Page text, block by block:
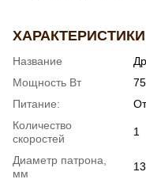
ХАРАКТЕРИСТИКИ
Название
Мощность Вт
Питание:
Количество
скоростей
1
Диаметр патрона,
мм